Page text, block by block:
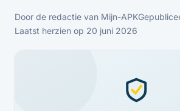
Door de redactie van Mijn-APK
Laatst herzien op 20 juni 2026